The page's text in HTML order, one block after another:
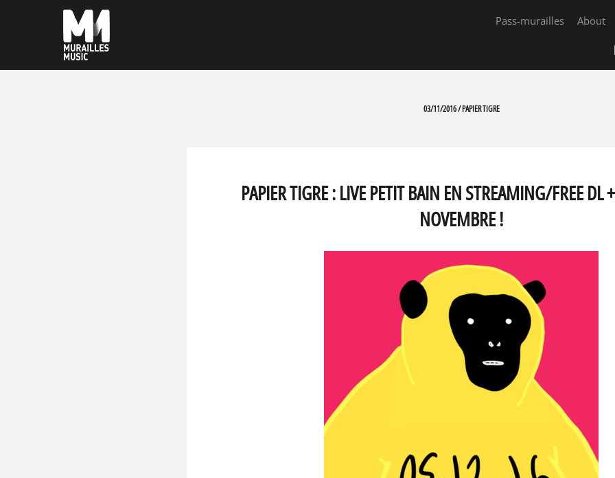
Pass-murailles About
03/11/2016 / PAPIER TIGRE
PAPIER TIGRE : LIVE PETIT BAIN EN STREAMING/FREE DL
NOVEMBRE !